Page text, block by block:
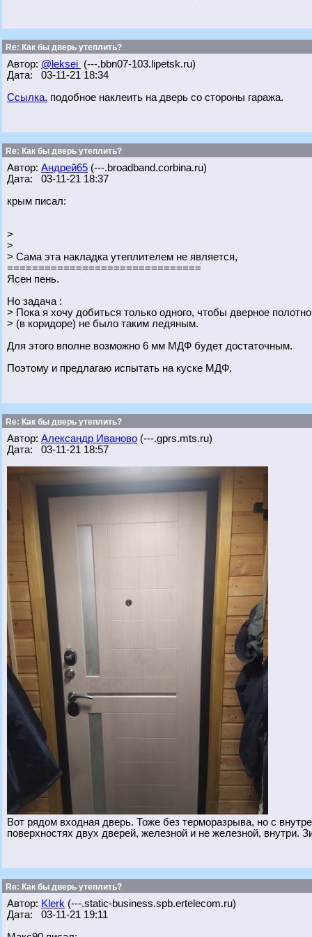
Re: Как бы дверь утеплить?
Автор: @leksei (---.bbn07-103.lipetsk.ru)
Дата: 03-11-21 18:34
Ссылка. подобное наклеить на дверь со стороны гаража.
Re: Как бы дверь утеплить?
Автор: Андрей65 (---.broadband.corbina.ru)
Дата: 03-11-21 18:37
крым писал:
>
>
> Сама эта накладка утеплителем не является,
===============================
Ясен пень.
Но задача :
> Пока я хочу добиться только одного, чтобы дверное
> (в коридоре) не было таким ледяным.
Для этого вполне возможно 6 мм МДФ будет достаточным.
Поэтому и предлагаю испытать на куске МДФ.
Re: Как бы дверь утеплить?
Автор: Александр Иваново (---.gprs.mts.ru)
Дата: 03-11-21 18:57
Вот рядом входная дверь. Тоже без терморазрыва, но с
поверхностях двух дверей, железной и не железной, внутри.
Re: Как бы дверь утеплить?
Автор: Klerk (---.static-business.spb.ertelecom.ru)
Дата: 03-11-21 19:11